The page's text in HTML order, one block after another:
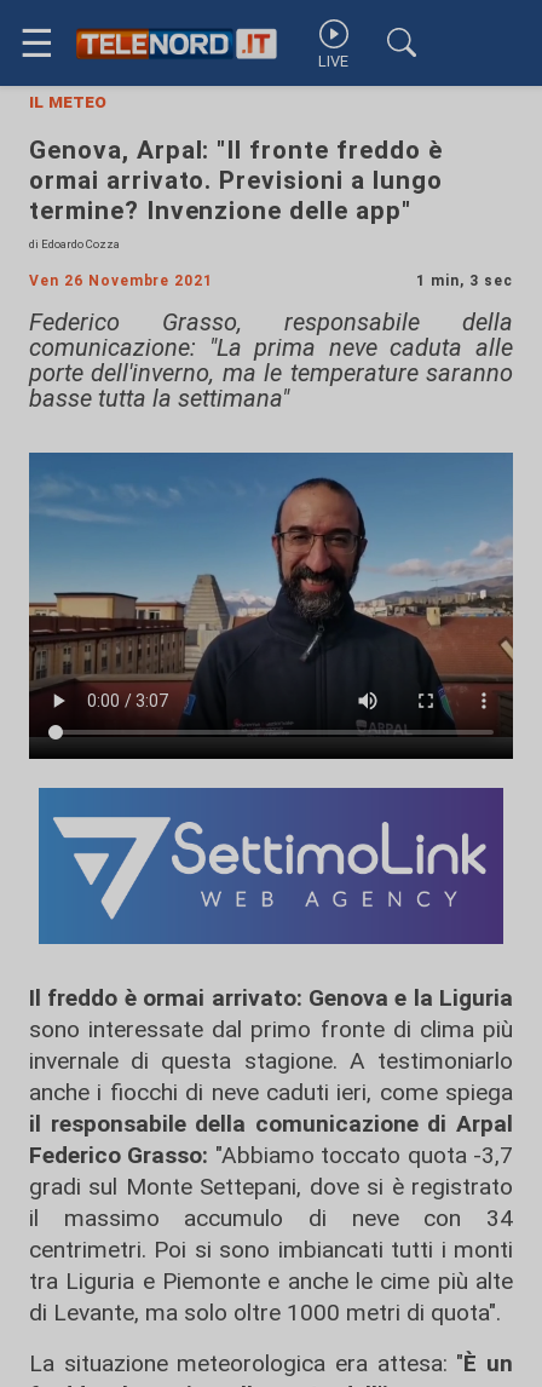
☰ LIVE
il meteo
Genova, Arpal: "Il fronte freddo è
ormai arrivato. Previsioni a lungo
termine? Invenzione delle app"
di Edoardo Cozza
Ven 26 Novembre 2021 1 min, 3 sec
Federico Grasso, responsabile della
comunicazione: "La prima neve caduta alle
porte dell'inverno, ma le temperature saranno
basse tutta la settimana"
Il freddo è ormai arrivato: Genova e la Liguria
sono interessate dal primo fronte di clima più
invernale di questa stagione. A testimoniarlo
anche i fiocchi di neve caduti ieri, come spiega
il responsabile della comunicazione di Arpal
Federico Grasso: "Abbiamo toccato quota -3,7
gradi sul Monte Settepani, dove si è registrato
il massimo accumulo di neve con 34
centrimetri. Poi si sono imbiancati tutti i monti
tra Liguria e Piemonte e anche le cime più alte
di Levante, ma solo oltre 1000 metri di quota".
La situazione meteorologica era attesa: "È un